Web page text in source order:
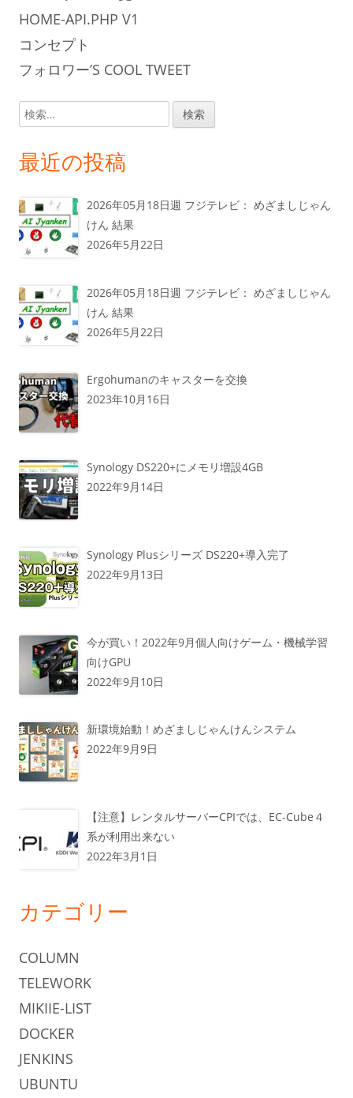
HOME-API.PHP V1
コンセプト
フォロワー’S COOL TWEET
検
索:
最近の投稿
2026年05月18日週 フジテレビ： めざましじゃん
けん 結果
2026年5月22日
2026年05月18日週 フジテレビ： めざましじゃん
けん 結果
2026年5月22日
Ergohumanのキャスターを交換
2023年10月16日
Synology DS220+にメモリ増設4GB
2022年9月14日
Synology Plusシリーズ DS220+導入完了
2022年9月13日
今が買い！2022年9月個人向けゲーム・機械学習
向けGPU
2022年9月10日
新環境始動！めざましじゃんけんシステム
2022年9月9日
【注意】レンタルサーバーCPIでは、EC-Cube４
系が利用出来ない
2022年3月1日
カテゴリー
COLUMN
TELEWORK
MIKIIE-LIST
DOCKER
JENKINS
UBUNTU